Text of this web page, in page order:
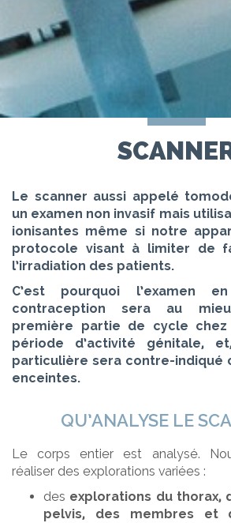
Le scanner aussi appelé
un examen non invasif mais
ionisantes même si notre
protocole visant à limiter de
l’irradiation des patients.
C’est pourquoi l’examen
contraception sera au
première partie de cycle
période d’activité génitale,
particulière sera contre-indiqué
enceintes.
QU’ANALYSE LE
Le corps entier est analysé.
réaliser des explorations variées :
des explorations du thorax,
pelvis, des membres et